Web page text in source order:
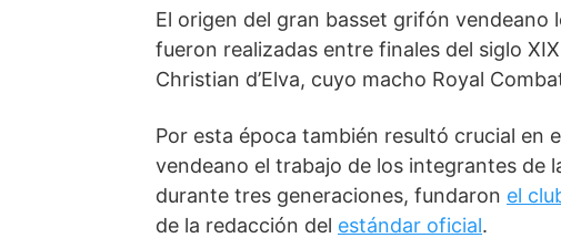
El origen del gran basset grifón vendeano
fueron realizadas entre finales del siglo
Christian d’Elva, cuyo macho Royal
Por esta época también resultó crucial en
vendeano el trabajo de los integrantes de
durante tres generaciones, fundaron el
de la redacción del estándar oficial.